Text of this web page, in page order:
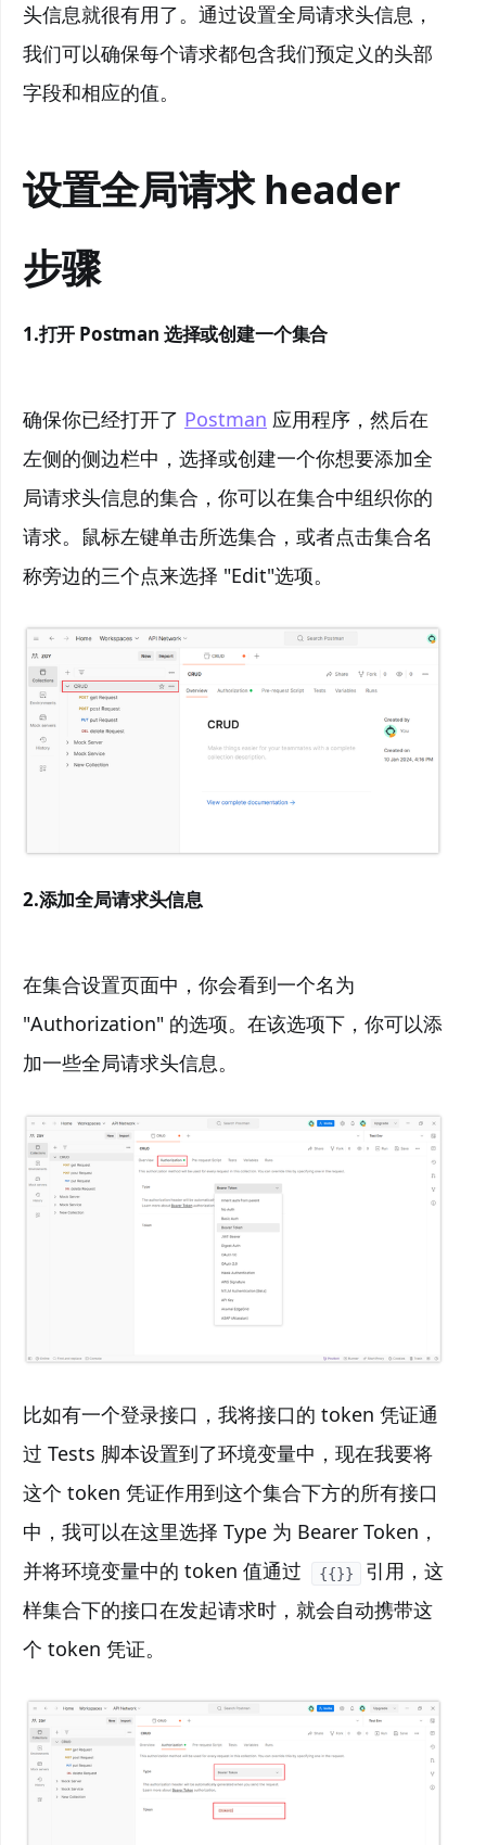
头信息就很有用了。通过设置全局请求头信息，
我们可以确保每个请求都包含我们预定义的头部
字段和相应的值。
设置全局请求 header
步骤
1.打开 Postman 选择或创建一个集合
确保你已经打开了 Postman 应用程序，然后在
左侧的侧边栏中，选择或创建一个你想要添加全
局请求头信息的集合，你可以在集合中组织你的
请求。鼠标左键单击所选集合，或者点击集合名
称旁边的三个点来选择 "Edit"选项。
2.添加全局请求头信息
在集合设置页面中，你会看到一个名为
"Authorization" 的选项。在该选项下，你可以添
加一些全局请求头信息。
比如有一个登录接口，我将接口的 token 凭证通
过 Tests 脚本设置到了环境变量中，现在我要将
这个 token 凭证作用到这个集合下方的所有接口
中，我可以在这里选择 Type 为 Bearer Token，
并将环境变量中的 token 值通过
{{}}
引用，这
样集合下的接口在发起请求时，就会自动携带这
个 token 凭证。